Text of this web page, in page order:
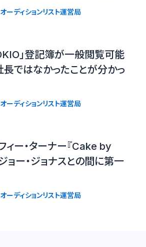
オーディションリスト運営局
」登記簿が一般閲覧可能
ではなかったことが分かっ
オーディションリスト運営局
ィー・ターナー『Cake by
ョー・ジョナスとの間に第一
オーディションリスト運営局